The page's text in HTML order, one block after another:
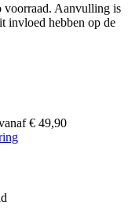
voorraad. Aanvulling is
invloed hebben op de
€ 49,90